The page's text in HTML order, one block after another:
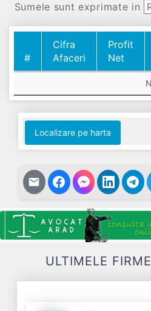
Sumele sunt exprimate in
#
Cifra
Afaceri
Profit
Net
Afaceri
Net
Localizare pe harta
ULTIMELE